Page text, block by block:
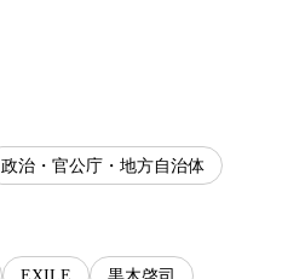
政治・官公庁・地方自治体